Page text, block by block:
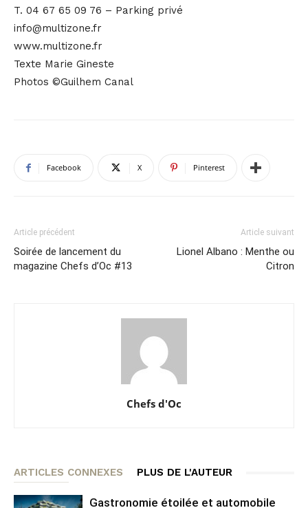
T. 04 67 65 09 76 – Parking privé
info@multizone.fr
www.multizone.fr
Texte Marie Gineste
Photos ©Guilhem Canal
Facebook X Pinterest
Article précédent
Soirée de lancement du
magazine Chefs d’Oc #13
Article suivant
Lionel Albano : Menthe ou
Citron
Chefs d'Oc
ARTICLES CONNEXES PLUS DE L'AUTEUR
Gastronomie étoilée et automobile